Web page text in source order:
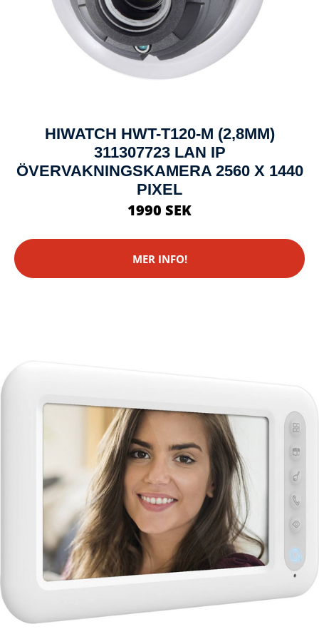
HIWATCH HWT-T120-M (2,8MM)
311307723 LAN IP
ÖVERVAKNINGSKAMERA 2560 X 1440
PIXEL
1990 SEK
MER INFO!